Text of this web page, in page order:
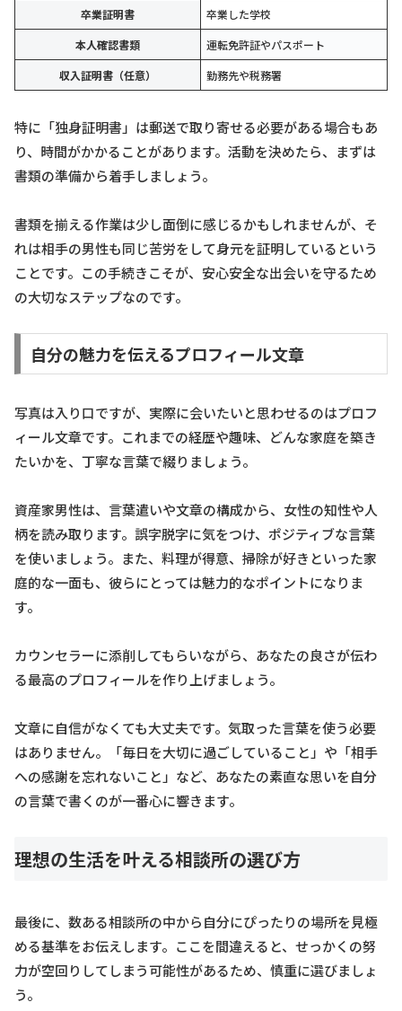
卒業証明書
卒業した学校
本人確認書類
運転免許証やパスポート
収入証明書（任意）
勤務先や税務署
特に「独身証明書」は郵送で取り寄せる必要がある場合もあ
り、時間がかかることがあります。活動を決めたら、まずは
書類の準備から着手しましょう。
書類を揃える作業は少し面倒に感じるかもしれませんが、そ
れは相手の男性も同じ苦労をして身元を証明しているという
ことです。この手続きこそが、安心安全な出会いを守るため
の大切なステップなのです。
自分の魅力を伝えるプロフィール文章
写真は入り口ですが、実際に会いたいと思わせるのはプロフ
ィール文章です。これまでの経歴や趣味、どんな家庭を築き
たいかを、丁寧な言葉で綴りましょう。
資産家男性は、言葉遣いや文章の構成から、女性の知性や人
柄を読み取ります。誤字脱字に気をつけ、ポジティブな言葉
を使いましょう。また、料理が得意、掃除が好きといった家
庭的な一面も、彼らにとっては魅力的なポイントになりま
す。
カウンセラーに添削してもらいながら、あなたの良さが伝わ
る最高のプロフィールを作り上げましょう。
文章に自信がなくても大丈夫です。気取った言葉を使う必要
はありません。「毎日を大切に過ごしていること」や「相手
への感謝を忘れないこと」など、あなたの素直な思いを自分
の言葉で書くのが一番心に響きます。
理想の生活を叶える相談所の選び方
最後に、数ある相談所の中から自分にぴったりの場所を見極
める基準をお伝えします。ここを間違えると、せっかくの努
力が空回りしてしまう可能性があるため、慎重に選びましょ
う。